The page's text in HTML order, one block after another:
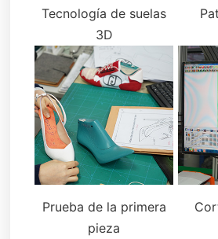
Tecnología de suelas
3D
Prueba de la primera
pieza